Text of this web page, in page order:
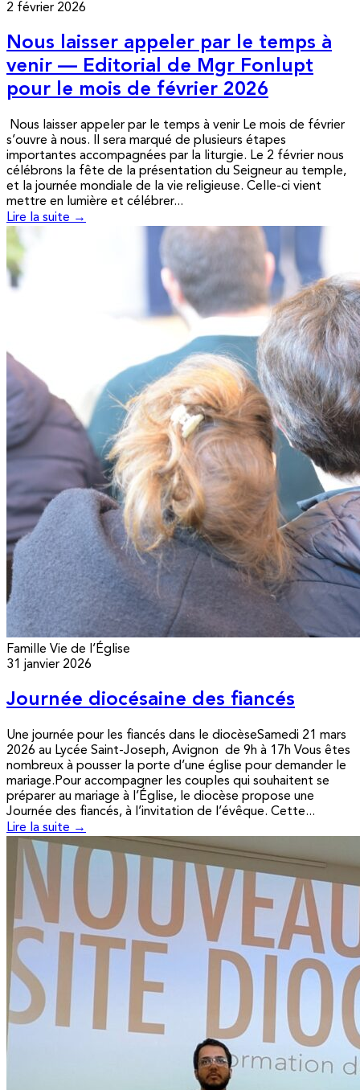
2 février 2026
Nous laisser appeler par le temps à
venir — Editorial de Mgr Fonlupt
pour le mois de février 2026
Nous laisser appeler par le temps à venir Le mois de février
s’ouvre à nous. Il sera marqué de plusieurs étapes
importantes accompagnées par la liturgie. Le 2 février nous
célébrons la fête de la présentation du Seigneur au temple,
et la journée mondiale de la vie religieuse. Celle-ci vient
mettre en lumière et célébrer...
Lire la suite →
Famille Vie de l’Église
31 janvier 2026
Journée diocésaine des fiancés
Une journée pour les fiancés dans le diocèseSamedi 21 mars
2026 au Lycée Saint-Joseph, Avignon de 9h à 17h Vous êtes
nombreux à pousser la porte d’une église pour demander le
mariage.Pour accompagner les couples qui souhaitent se
préparer au mariage à l’Église, le diocèse propose une
Journée des fiancés, à l’invitation de l’évêque. Cette...
Lire la suite →